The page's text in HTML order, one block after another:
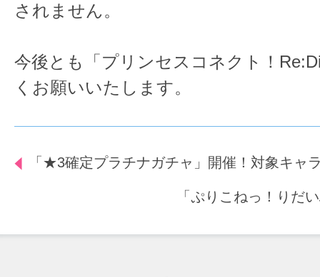
されません。
今後とも「プリンセスコネクト！
くお願いいたします。
「★3確定プラチナガチャ」開催！対象キャ
「ぷりこねっ！りだ